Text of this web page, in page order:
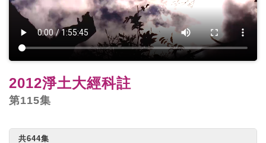
2012淨土大經科註
第115集
共644集